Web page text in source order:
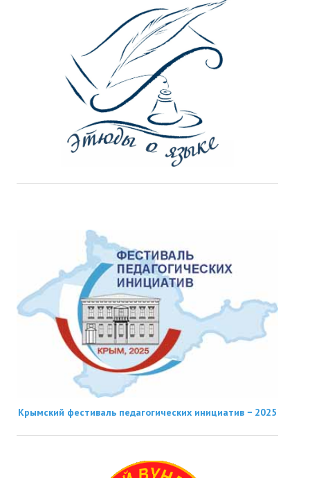
Крымский фестиваль педагогических инициатив − 2025